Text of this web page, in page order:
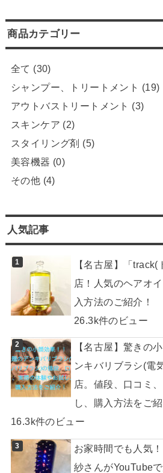
商品カテゴリー
全て (30)
シャンプー、トリートメント (19)
アウトバストリートメント (3)
スキンケア (2)
スタイリング剤 (5)
美容機器 (0)
その他 (4)
人気記事
【名古屋】「
店！人気のヘアオ
入方法のご紹介！
26.3k件のビュー
【名古屋】驚きの
ンキバリブラシ(電
店。値段、口コミ
し、購入方法をご紹
16.3k件のビュー
お家時間でも人気
紗さんがYouTube